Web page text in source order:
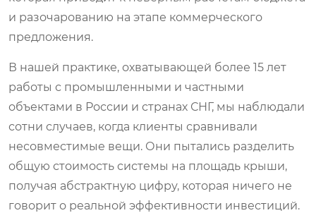
и разочарованию на этапе коммерческого
предложения.
В нашей практике, охватывающей более 15 лет
работы с промышленными и частными
объектами в России и странах СНГ, мы наблюдали
сотни случаев, когда клиенты сравнивали
несовместимые вещи. Они пытались разделить
общую стоимость системы на площадь крыши,
получая абстрактную цифру, которая ничего не
говорит о реальной эффективности инвестиций.